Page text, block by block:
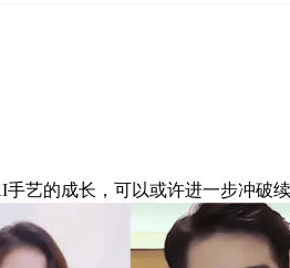
的成长，可以或许进一步冲破